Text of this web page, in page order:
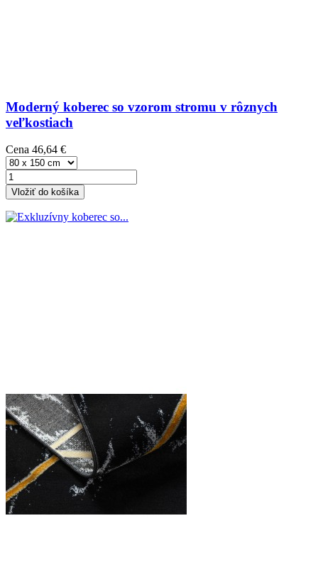
Moderný koberec so vzorom stromu v rôznych
veľkostiach
Cena 46,64 €
Vložiť do košíka